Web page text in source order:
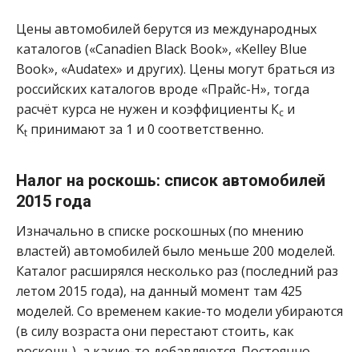
Цены автомобилей берутся из международных
каталогов («Canadien Black Book», «Kelley Blue
Book», «Audatex» и других). Цены могут браться из
российских каталогов вроде «Прайс-Н», тогда
расчёт курса не нужен и коэффициенты Кс и
Kt принимают за 1 и 0 соответственно.
Налог на роскошь: список автомобилей
2015 года
Изначально в списке роскошных (по мнению
властей) автомобилей было меньше 200 моделей.
Каталог расширялся несколько раз (последний раз
летом 2015 года), на данный момент там 425
моделей. Со временем какие-то модели убираются
(в силу возраста они перестают стоить, как